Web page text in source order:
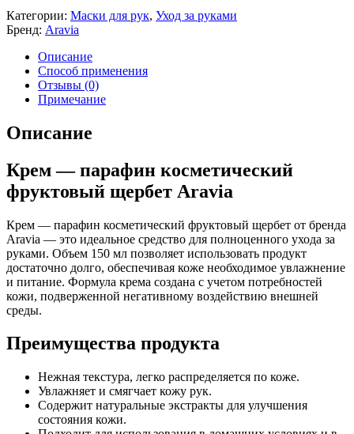
Категории: Маски для рук, Уход за руками
Бренд: Aravia
Описание
Способ применения
Отзывы (0)
Примечание
Описание
Крем — парафин косметический
фруктовый щербет Aravia
Крем — парафин косметический фруктовый щербет от бренда
Aravia — это идеальное средство для полноценного ухода за
руками. Объем 150 мл позволяет использовать продукт
достаточно долго, обеспечивая коже необходимое увлажнение
и питание. Формула крема создана с учетом потребностей
кожи, подверженной негативному воздействию внешней
среды.
Преимущества продукта
Нежная текстура, легко распределяется по коже.
Увлажняет и смягчает кожу рук.
Содержит натуральные экстракты для улучшения
состояния кожи.